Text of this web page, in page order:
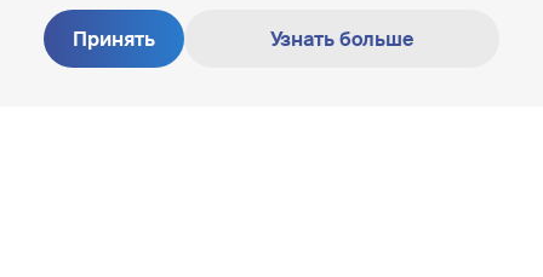
Создание сайта — M18
Принять Узнать больше